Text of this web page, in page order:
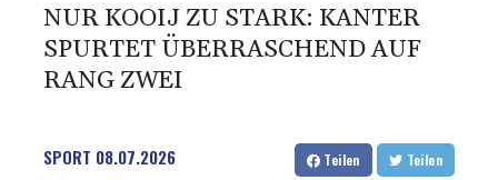
NUR KOOIJ ZU STARK: KANTER
SPURTET ÜBERRASCHEND AUF
RANG ZWEI
SPORT 08.07.2026 Teilen Teilen